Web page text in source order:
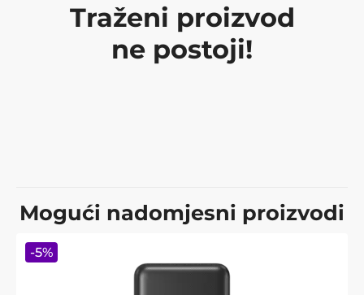
Traženi proizvod
ne postoji!
Mogući nadomjesni proizvodi
-5%